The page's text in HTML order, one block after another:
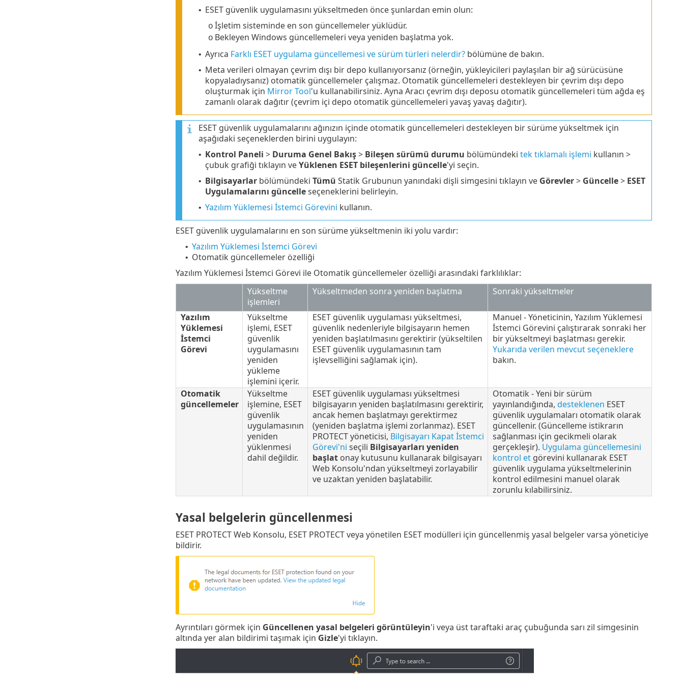
• ESET güvenlik uygulamasını yükseltmeden önce şunlardan emin olun:
o İşletim sisteminde en son güncellemeler yüklüdür.
o Bekleyen Windows güncellemeleri veya yeniden başlatma yok.
• Ayrıca Farklı ESET uygulama güncellemesi ve sürüm türleri nelerdir?bölümüne de bakın.
• Meta verileri olmayan çevrim dışı bir depo kullanıyorsanız (örneğin, yükleyicileri paylaşılan bir ağ sürücüsüne
kopyaladıysanız) otomatik güncellemeler çalışmaz. Otomatik güncellemeleri destekleyen bir çevrim dışı depo
oluşturmak için Mirror Tool'u kullanabilirsiniz. Ayna Aracı çevrim dışı deposu otomatik güncellemeleri tüm ağda eş
zamanlı olarak dağıtır (çevrim içi depo otomatik güncellemeleri yavaş yavaş dağıtır).
ESET güvenlik uygulamalarını ağınızın içinde otomatik güncellemeleri destekleyen bir sürüme yükseltmek için
aşağıdaki seçeneklerden birini uygulayın:
• Kontrol Paneli > Duruma Genel Bakış> Bileşen sürümü durumu bölümündeki tek tıklamalı işlemi kullanın >
çubuk grafiği tıklayın veYüklenen ESET bileşenlerini güncelle'yi seçin.
• Bilgisayarlarbölümündeki Tümü Statik Grubunun yanındaki dişli simgesini tıklayın ve Görevler> Güncelle> ESET
Uygulamalarını güncelleseçeneklerini belirleyin.
• Yazılım Yüklemesi İstemci Görevini kullanın.
ESET güvenlik uygulamalarını en son sürüme yükseltmenin iki yolu vardır:
• Yazılım Yüklemesi İstemci Görevi
• Otomatik güncellemeler özelliği
Yazılım Yüklemesi İstemci Görevi ile Otomatik güncellemeler özelliği arasındaki farklılıklar:
Yükseltme
işlemleri
Yükseltmeden sonra yeniden başlatma Sonraki yükseltmeler
Yazılım
Yüklemesi
İstemci
Görevi
Yükseltme
işlemi, ESET
güvenlik
uygulamasını
yeniden
yükleme
işlemini içerir.
ESET güvenlik uygulaması yükseltmesi,
güvenlik nedenleriyle bilgisayarın hemen
yeniden başlatılmasını gerektirir (yükseltilen
ESET güvenlik uygulamasının tam
işlevselliğini sağlamak için).
Manuel - Yöneticinin, Yazılım Yüklemesi
İstemci Görevini çalıştırarak sonraki her
bir yükseltmeyi başlatması gerekir.
Yukarıda verilen mevcut seçeneklere
bakın.
Otomatik
güncellemeler
Yükseltme
işlemine, ESET
güvenlik
uygulamasının
yeniden
yüklenmesi
dahil değildir.
ESET güvenlik uygulaması yükseltmesi
bilgisayarın yeniden başlatılmasını gerektirir,
ancak hemen başlatmayı gerektirmez
(yeniden başlatma işlemi zorlanmaz). ESET
PROTECT yöneticisi, Bilgisayarı Kapat İstemci
Görevi'ni seçili Bilgisayarları yeniden
başlatonay kutusunu kullanarak bilgisayarı
Web Konsolu'ndan yükseltmeyi zorlayabilir
ve uzaktan yeniden başlatabilir.
Otomatik - Yeni bir sürüm
yayınlandığında, desteklenen ESET
güvenlik uygulamaları otomatik olarak
güncellenir. (Güncelleme istikrarın
sağlanması için gecikmeli olarak
gerçekleşir). Uygulama güncellemesini
kontrol etgörevini kullanarak ESET
güvenlik uygulama yükseltmelerinin
kontrol edilmesini manuel olarak
zorunlu kılabilirsiniz.
Yasal belgelerin güncellenmesi
ESET PROTECT Web Konsolu, ESET PROTECT veya yönetilen ESET modülleri için güncellenmiş yasal belgeler varsa yöneticiye
bildirir.
Ayrıntıları görmek için Güncellenen yasal belgeleri görüntüleyin'i veya üst taraftaki araç çubuğunda sarı zil simgesinin
altında yer alan bildirimi taşımak için Gizle'yi tıklayın.